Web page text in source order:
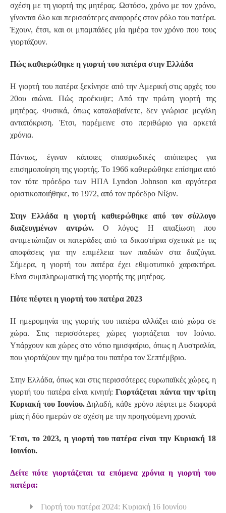
σχέση με τη γιορτή της μητέρας. Ωστόσο, χρόνο με τον χρόνο,
γίνονται όλο και περισσότερες αναφορές στον ρόλο του πατέρα.
Έχουν, έτσι, και οι μπαμπάδες μία ημέρα τον χρόνο που τους
γιορτάζουν.
Πώς καθιερώθηκε η γιορτή του πατέρα στην Ελλάδα
Η γιορτή του πατέρα ξεκίνησε από την Αμερική στις αρχές του
20ου αιώνα. Πώς προέκυψε; Από την πρώτη γιορτή της
μητέρας. Φυσικά, όπως καταλαβαίνετε, δεν γνώρισε μεγάλη
ανταπόκριση. Έτσι, παρέμεινε στο περιθώριο για αρκετά
χρόνια.
Πάντως, έγιναν κάποιες σπασμωδικές απόπειρες για
επισημοποίηση της γιορτής. Το 1966 καθιερώθηκε επίσημα από
τον τότε πρόεδρο των ΗΠΑ Lyndon Johnson και αργότερα
οριστικοποιήθηκε, το 1972, από τον πρόεδρο Νίξον.
Στην Ελλάδα η γιορτή καθιερώθηκε από τον σύλλογο
διαζευγμένων αντρών. Ο λόγος; Η απαξίωση που
αντιμετώπιζαν οι πατεράδες από τα δικαστήρια σχετικά με τις
αποφάσεις για την επιμέλεια των παιδιών στα διαζύγια.
Σήμερα, η γιορτή του πατέρα έχει εθιμοτυπικό χαρακτήρα.
Είναι συμπληρωματική της γιορτής της μητέρας.
Πότε πέφτει η γιορτή του πατέρα 2023
Η ημερομηνία της γιορτής του πατέρα αλλάζει από χώρα σε
χώρα. Στις περισσότερες χώρες γιορτάζεται τον Ιούνιο.
Υπάρχουν και χώρες στο νότιο ημισφαίριο, όπως η Αυστραλία,
που γιορτάζουν την ημέρα του πατέρα τον Σεπτέμβριο.
Στην Ελλάδα, όπως και στις περισσότερες ευρωπαϊκές χώρες, η
γιορτή του πατέρα είναι κινητή:Γιορτάζεται πάντα την τρίτη
Κυριακή του Ιουνίου.Δηλαδή, κάθε χρόνο πέφτει με διαφορά
μίας ή δύο ημερών σε σχέση με την προηγούμενη χρονιά.
Έτσι, το 2023, η γιορτή του πατέρα είναι την Κυριακή 18
Ιουνίου.
Δείτε πότε γιορτάζεται τα επόμενα χρόνια η γιορτή του
πατέρα:
Γιορτή του πατέρα 2024: Κυριακή 16 Ιουνίου